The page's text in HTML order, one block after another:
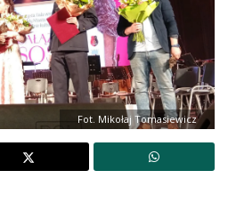
Fot. Mikołaj Tomasiewicz